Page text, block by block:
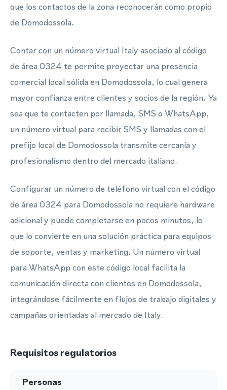
que los contactos de la zona reconocerán como propio
de Domodossola.
Contar con un número virtual Italy asociado al código
de área 0324 te permite proyectar una presencia
comercial local sólida en Domodossola, lo cual genera
mayor confianza entre clientes y socios de la región. Ya
sea que te contacten por llamada, SMS o WhatsApp,
un número virtual para recibir SMS y llamadas con el
prefijo local de Domodossola transmite cercanía y
profesionalismo dentro del mercado italiano.
Configurar un número de teléfono virtual con el código
de área 0324 para Domodossola no requiere hardware
adicional y puede completarse en pocos minutos, lo
que lo convierte en una solución práctica para equipos
de soporte, ventas y marketing. Un número virtual
para WhatsApp con este código local facilita la
comunicación directa con clientes en Domodossola,
integrándose fácilmente en flujos de trabajo digitales y
campañas orientadas al mercado de Italy.
Requisitos regulatorios
Personas